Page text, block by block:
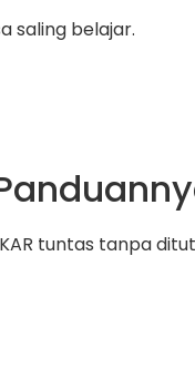
saling belajar.
tuntas tanpa